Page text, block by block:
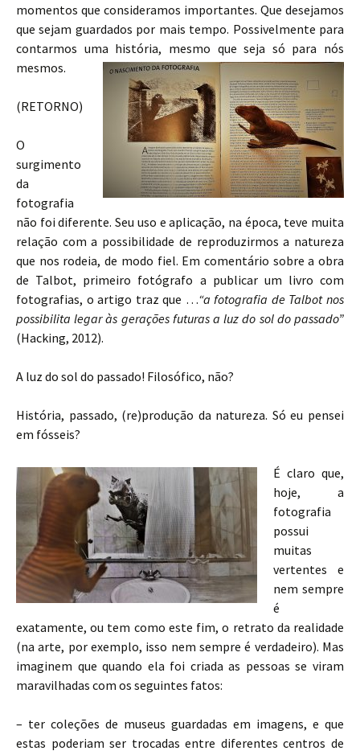
momentos que consideramos importantes. Que desejamos
que sejam guardados por mais tempo. Possivelmente para
contarmos uma história, mesmo que seja só para nós
mesmos.
(RETORNO)
O
surgimento
da
fotografia
não foi diferente. Seu uso e aplicação, na época, teve muita
relação com a possibilidade de reproduzirmos a natureza
que nos rodeia, de modo fiel. Em comentário sobre a obra
de Talbot, primeiro fotógrafo a publicar um livro com
fotografias, o artigo traz que …“a fotografia de Talbot nos
possibilita legar às gerações futuras a luz do sol do passado”
(Hacking, 2012).
A luz do sol do passado! Filosófico, não?
História, passado, (re)produção da natureza. Só eu pensei
em fósseis?
É claro que,
hoje, a
fotografia
possui
muitas
vertentes e
nem sempre
é
exatamente, ou tem como este fim, o retrato da realidade
(na arte, por exemplo, isso nem sempre é verdadeiro). Mas
imaginem que quando ela foi criada as pessoas se viram
maravilhadas com os seguintes fatos:
– ter coleções de museus guardadas em imagens, e que
estas poderiam ser trocadas entre diferentes centros de